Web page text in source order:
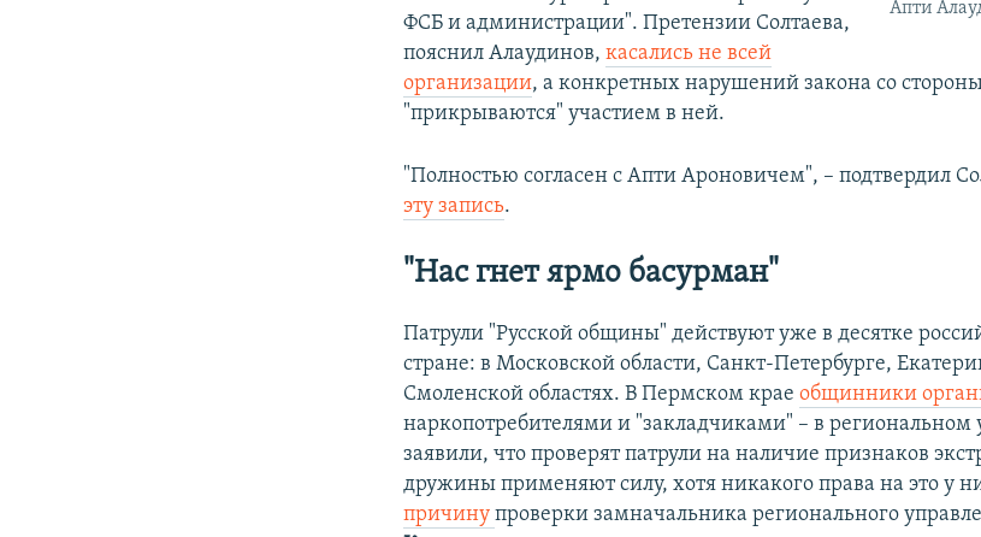
Апти
ФСБ и администрации". Претензии Солтаева,
пояснил Алаудинов,касались не всей
организации, а конкретных нарушений закона со
"прикрываются" участием в ней.
"Полностью согласен с Апти Ароновичем", – подтвердил
эту запись.
"Нас гнет ярмо басурман"
Патрули "Русской общины" действуют уже в десятке
стране: в Московской области, Санкт-Петербурге,
Смоленской областях. В Пермском краеобщинники
наркопотребителями и "закладчиками" – в
заявили, что проверят патрули на наличие признаков
дружины применяют силу, хотя никакого права на это у
причинупроверки замначальника регионального